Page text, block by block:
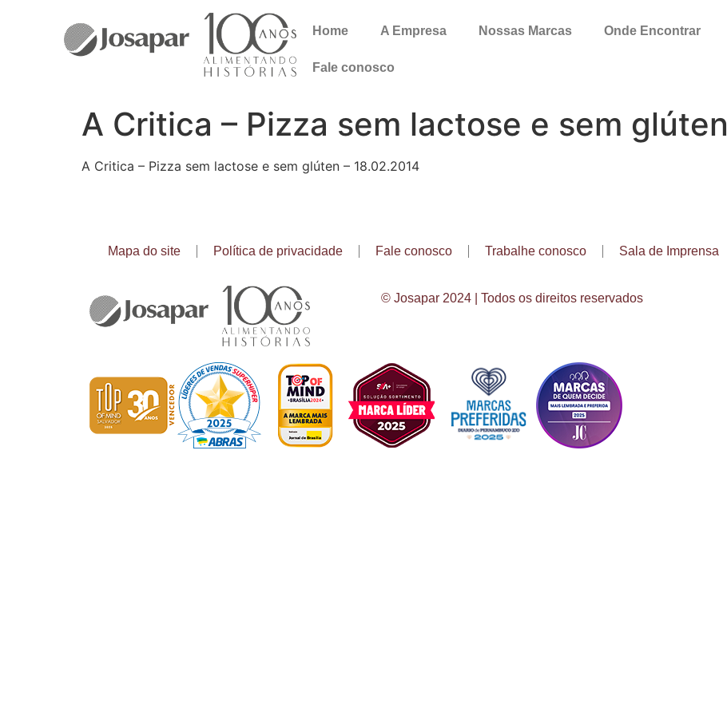
Home A Empresa Nossas Marcas Onde Encontrar
Fale conosco
A Critica – Pizza sem lactose e sem glúten
A Critica – Pizza sem lactose e sem glúten – 18.02.2014
Mapa do site Política de privacidade Fale conosco Trabalhe conosco Sala de Imprensa
© Josapar 2024 | Todos os direitos reservados